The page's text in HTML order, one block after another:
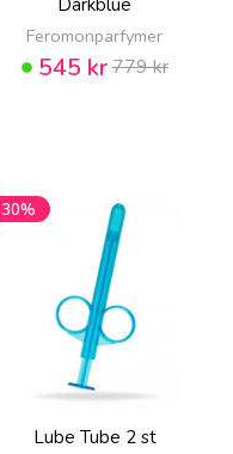
Feromonparfymer
545 kr779 kr
30%
Lube Tube 2 st